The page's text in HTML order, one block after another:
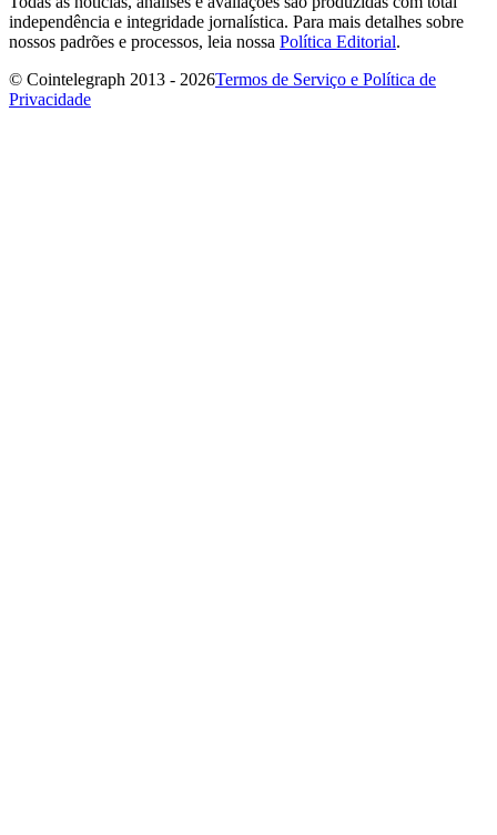
independência e integridade jornalística. Para mais detalhes sobre
nossos padrões e processos, leia nossa Política Editorial.
© Cointelegraph 2013 - 2026Termos de Serviço e Política de
Privacidade